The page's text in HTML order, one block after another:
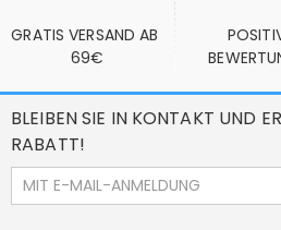
GRATIS VERSAND AB
69€
BLEIBEN SIE IN KONTAKT UND
RABATT!